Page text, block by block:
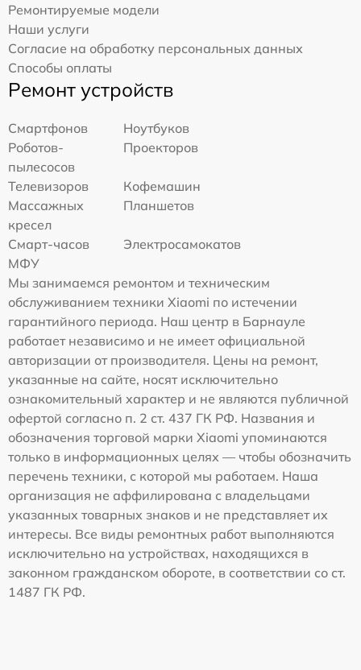
Ремонтируемые модели
Наши услуги
Согласие на обработку персональных данных
Способы оплаты
Ремонт устройств
Смартфонов
Ноутбуков
Роботов-
пылесосов
Проекторов
Телевизоров
Кофемашин
Массажных
кресел
Планшетов
Смарт-часов
Электросамокатов
МФУ
Мы занимаемся ремонтом и техническим
обслуживанием техники Xiaomi по истечении
гарантийного периода. Наш центр в Барнауле
работает независимо и не имеет официальной
авторизации от производителя. Цены на ремонт,
указанные на сайте, носят исключительно
ознакомительный характер и не являются публичной
офертой согласно п. 2 ст. 437 ГК РФ. Названия и
обозначения торговой марки Xiaomi упоминаются
только в информационных целях — чтобы обозначить
перечень техники, с которой мы работаем. Наша
организация не аффилирована с владельцами
указанных товарных знаков и не представляет их
интересы. Все виды ремонтных работ выполняются
исключительно на устройствах, находящихся в
законном гражданском обороте, в соответствии со ст.
1487 ГК РФ.